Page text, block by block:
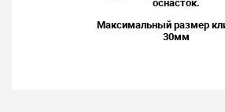
оснасток.
Максимальный размер
30мм